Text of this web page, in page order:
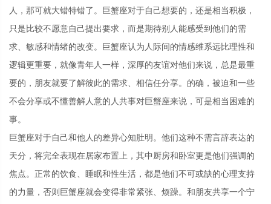
人，那可就大错特错了。巨蟹座对于自己想要的，还是相当积极，
只是比较不愿意自己提出要求，而是期待别人能感受到他们的需
求、敏感和情绪的改变。巨蟹座认为人际间的情感维系远比理性和
逻辑更重要，就像青年人一样，深厚的友谊对他们来说，总是最重
要的，朋友就要了解彼此的需求、相信任分享。的确，被迫和一些
不会分享或不懂善解人意的人共事对巨蟹座来说，可是相当困难的
事。
巨蟹座对于自己和他人的差异心知肚明。他们这种不需言辞表达的
天分，将完全表现在居家布置上，其中厨房和卧室更是他们强调的
焦点。正常的饮食、睡眠和性生活，都是他们不可或缺的心理支持
的力量，否则巨蟹座就会变得非常紧张、烦躁。和朋友共享一个宁